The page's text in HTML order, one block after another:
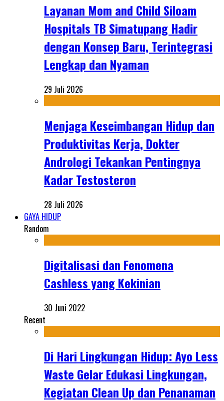
Layanan Mom and Child Siloam
Hospitals TB Simatupang Hadir
dengan Konsep Baru, Terintegrasi
Lengkap dan Nyaman
29 Juli 2026
Menjaga Keseimbangan Hidup dan
Produktivitas Kerja, Dokter
Andrologi Tekankan Pentingnya
Kadar Testosteron
28 Juli 2026
GAYA HIDUP
Random
Digitalisasi dan Fenomena
Cashless yang Kekinian
30 Juni 2022
Recent
Di Hari Lingkungan Hidup: Ayo Less
Waste Gelar Edukasi Lingkungan,
Kegiatan Clean Up dan Penanaman